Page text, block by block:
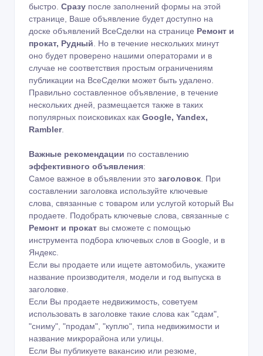
быстро. Сразу после заполнений формы на этой
странице, Ваше объявление будет доступно на
доске объявлений ВсеСделки на странице Ремонт и
прокат, Рудный . Но в течение нескольких минут
оно будет проверено нашими операторами и в
случае не соответствия простым ограничениям
публикации на ВсеСделки может быть удалено.
Правильно составленное объявление, в течение
нескольких дней, размещается также в таких
популярных поисковиках как Google, Yandex,
Rambler.
Важные рекомендации по составлению
эффективного объявления:
Самое важное в объявлении это заголовок . При
составлении заголовка используйте ключевые
слова, связанные с товаром или услугой который Вы
продаете. Подобрать ключевые слова, связанные с
Ремонт и прокат вы сможете с помощью
инструмента подбора ключевых слов в Google
и в
Яндекс
Если вы продаете или ищете автомобиль, укажите
название производителя, модели и год выпуска в
заголовке.
Если Вы продаете недвижимость, советуем
использовать в заголовке такие слова как "сдам",
"сниму", "продам", "куплю", типа недвижимости и
название микрорайона или улицы.
Если Вы публикуете вакансию или резюме,